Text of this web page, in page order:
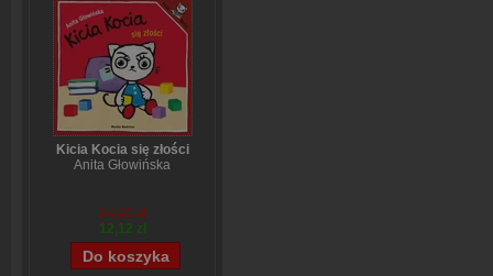
Kicia Kocia się złości
Anita Głowińska
14,90 zł
12,12 zł